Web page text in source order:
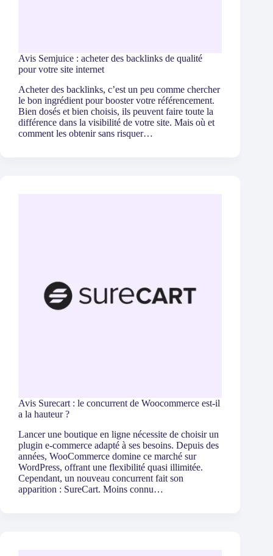
Avis Semjuice : acheter des backlinks de qualité
pour votre site internet
Acheter des backlinks, c’est un peu comme chercher
le bon ingrédient pour booster votre référencement.
Bien dosés et bien choisis, ils peuvent faire toute la
différence dans la visibilité de votre site. Mais où et
comment les obtenir sans risquer…
Avis Surecart : le concurrent de Woocommerce est-il
a la hauteur ?
Lancer une boutique en ligne nécessite de choisir un
plugin e-commerce adapté à ses besoins. Depuis des
années, WooCommerce domine ce marché sur
WordPress, offrant une flexibilité quasi illimitée.
Cependant, un nouveau concurrent fait son
apparition : SureCart. Moins connu…